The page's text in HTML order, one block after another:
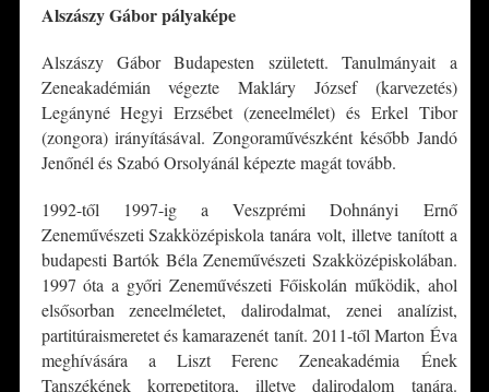
Alszászy Gábor pályaképe
Alszászy Gábor Budapesten született. Tanulmányait a
Zeneakadémián végezte Makláry József (karvezetés)
Legányné Hegyi Erzsébet (zeneelmélet) és Erkel Tibor
(zongora) irányításával. Zongoraművészként később Jandó
Jenőnél és Szabó Orsolyánál képezte magát tovább.
1992-től 1997-ig a Veszprémi Dohnányi Ernő
Zeneművészeti Szakközépiskola tanára volt, illetve tanított a
budapesti Bartók Béla Zeneművészeti Szakközépiskolában.
1997 óta a győri Zeneművészeti Főiskolán működik, ahol
elsősorban zeneelméletet, dalirodalmat, zenei analízist,
partitúraismeretet és kamarazenét tanít. 2011-től Marton Éva
meghívására a Liszt Ferenc Zeneakadémia Ének
Tanszékének korrepetitora, illetve dalirodalom tanára.